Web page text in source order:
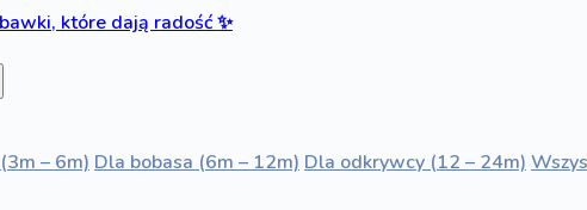
które dają radość✨
– 6m) Dla bobasa (6m – 12m) Dla odkrywcy (12 – 24m)